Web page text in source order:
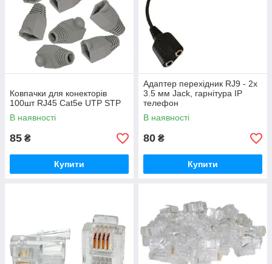
Ковпачки для конекторів
100шт RJ45 Cat5e UTP STP
В наявності
85 ₴
Купити
Адаптер перехідник RJ9 - 2х
3.5 мм Jack, гарнітура IP
телефон
В наявності
80 ₴
Купити